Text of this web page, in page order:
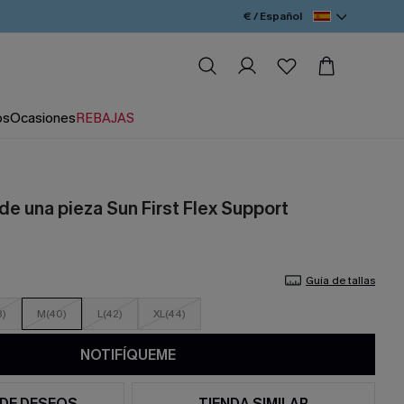
€ / Español
OcasionesREBAJAS
una pieza Sun First Flex Support
Guía de tallas
M(40) L(42) XL(44)
NOTIFÍQUEME